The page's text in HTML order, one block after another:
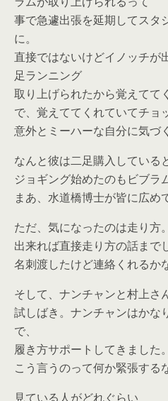
事で急遽出張を延期してスタ
に。
直接ではないけどイノッチが
足ランニング
取り上げられたから覚えてて
で、覚えててくれていてチョ
意外とミーハーな自分に気づ
なんと彼は二足購入している
ジョギング始めたのもビブラ
まあ、水道橋博士が皆に広め
ただ、気になったのは走り方。
出来れば直接走り方の話まで
名刺渡したけど連絡くれるか
そして、ナンチャンと村上さ
試しばき。ナンチャンはかな
で、
履き方サポートしてきました。
こう言うのって何か緊張する
見ている人がどれぐらい